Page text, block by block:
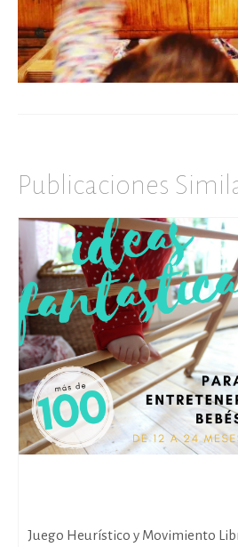
Publicaciones
Juego Heurístico y Movimiento